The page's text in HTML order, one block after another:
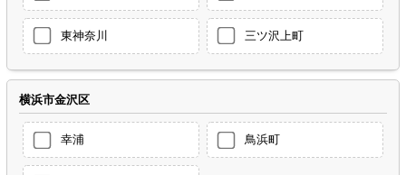
東神奈川 三ツ沢上町
横浜市金沢区
幸浦 鳥浜町